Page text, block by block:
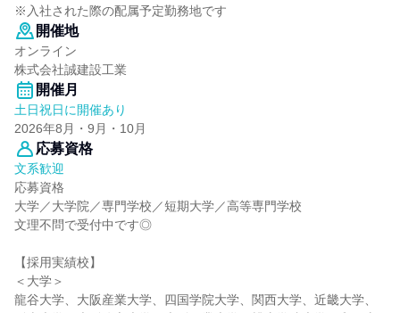
※入社された際の配属予定勤務地です
開催地
オンライン
株式会社誠建設工業
開催月
土日祝日に開催あり
2026年8月・9月・10月
応募資格
文系歓迎
応募資格
大学／大学院／専門学校／短期大学／高等専門学校
文理不問で受付中です◎
【採用実績校】
＜大学＞
龍谷大学、大阪産業大学、四国学院大学、関西大学、近畿大学、